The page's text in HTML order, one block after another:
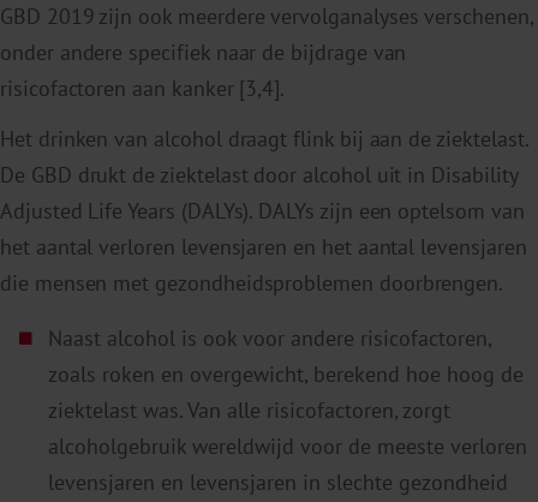
GBD 2019 zijn ook meerdere vervolganalyses verschenen,
onder andere specifiek naar de bijdrage van
risicofactoren aan kanker [3,4].
Het drinken van alcohol draagt flink bij aan de ziektelast.
De GBD drukt de ziektelast door alcohol uit in Disability
Adjusted Life Years (DALYs). DALYs zijn een optelsom van
het aantal verloren levensjaren en het aantal levensjaren
die mensen met gezondheidsproblemen doorbrengen.
Naast alcohol is ook voor andere risicofactoren,
zoals roken en overgewicht, berekend hoe hoog de
ziektelast was. Van alle risicofactoren, zorgt
alcoholgebruik wereldwijd voor de meeste verloren
levensjaren en levensjaren in slechte gezondheid